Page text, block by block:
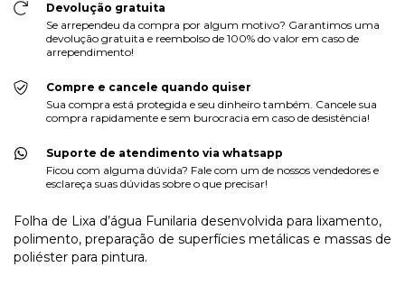
Devolução gratuita
Se arrependeu da compra por algum motivo? Garantimos uma
devolução gratuita e reembolso de 100% do valor em caso de
arrependimento!
Compre e cancele quando quiser
Sua compra está protegida e seu dinheiro também. Cancele sua
compra rapidamente e sem burocracia em caso de desistência!
Suporte de atendimento via whatsapp
Ficou com alguma dúvida? Fale com um de nossos vendedores e
esclareça suas dúvidas sobre o que precisar!
Folha de Lixa d’água Funilaria desenvolvida para lixamento,
polimento, preparação de superfícies metálicas e massas de
poliéster para pintura.